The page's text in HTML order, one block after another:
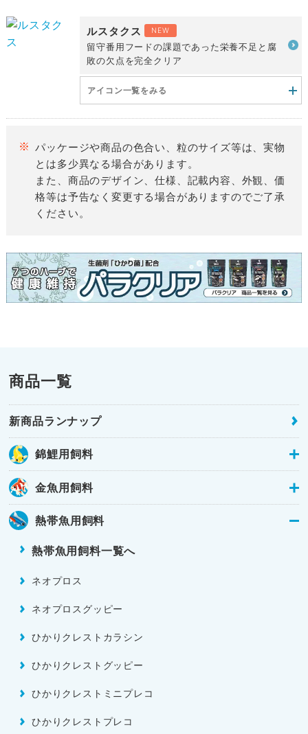
ルスタクス NEW
留守番用フードの課題であった栄養不足と腐
敗の欠点を完全クリア
アイコン一覧をみる
パッケージや商品の色合い、粒のサイズ等は、実物
とは多少異なる場合があります。
また、商品のデザイン、仕様、記載内容、外観、価
格等は予告なく変更する場合がありますのでご了承
ください。
商品一覧
新商品ランナップ
錦鯉用飼料
金魚用飼料
熱帯魚用飼料
熱帯魚用飼料一覧へ
ネオプロス
ネオプロスグッピー
ひかりクレストカラシン
ひかりクレストグッピー
ひかりクレストミニプレコ
ひかりクレストプレコ